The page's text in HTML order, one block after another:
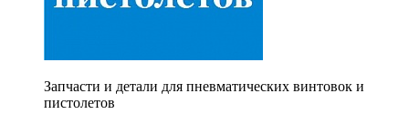
Запчасти и детали для пневматических винтовок и
пистолетов